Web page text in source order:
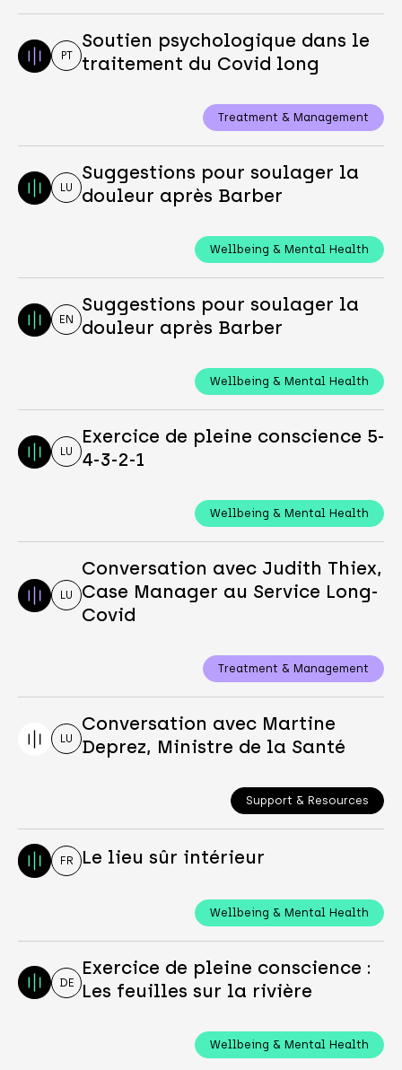
PT
Soutien psychologique dans le
traitement du Covid long
Treatment & Management
LU
Suggestions pour soulager la
douleur après Barber
Wellbeing & Mental Health
EN
Suggestions pour soulager la
douleur après Barber
Wellbeing & Mental Health
LU
Exercice de pleine conscience 5-
4-3-2-1
Wellbeing & Mental Health
LU
Conversation avec Judith Thiex,
Case Manager au Service Long-
Covid
Treatment & Management
LU
Conversation avec Martine
Deprez, Ministre de la Santé
Support & Resources
FR Le lieu sûr intérieur
Wellbeing & Mental Health
DE
Exercice de pleine conscience :
Les feuilles sur la rivière
Wellbeing & Mental Health